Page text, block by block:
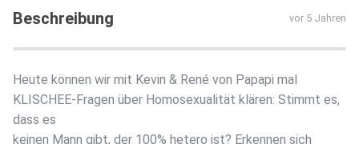
Beschreibung vor 5 Jahren
Heute können wir mit Kevin & René von Papapi mal
KLISCHEE-Fragen über Homosexualität klären: Stimmt es,
dass es
keinen Mann gibt, der 100% hetero ist? Erkennen sich